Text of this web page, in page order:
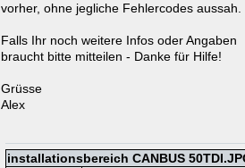
vorher, ohne jegliche Fehlercodes aussah.
Falls Ihr noch weitere Infos oder Angaben
braucht bitte mitteilen - Danke für Hilfe!
Grüsse
Alex
installationsbereich CANBUS